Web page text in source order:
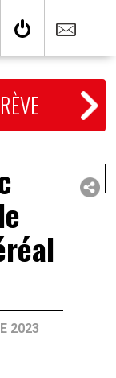
2023